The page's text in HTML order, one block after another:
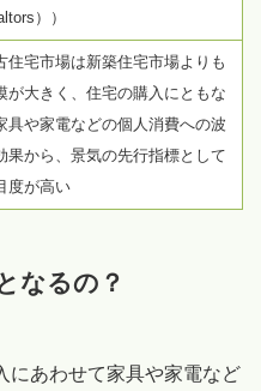
））
住宅市場は新築住宅市場よりも
が大きく、住宅の購入にともな
具や家電などの個人消費への波
果から、景気の先行指標として
度が高い
なるの？
にあわせて家具や家電など